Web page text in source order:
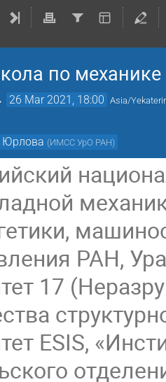
по
26 Mar 2021, 18:00 Asia/
Юрлова (ИМСС УрО РАН)
РАН,
17
ESIS,